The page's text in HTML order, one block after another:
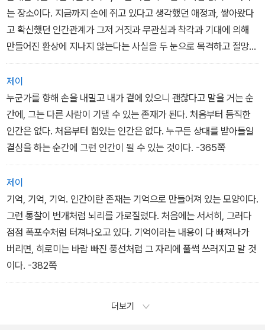
는 장소이다. 지금까지 손에 쥐고 있다고 생각했던 애정과, 쌓아왔다
고 확신했던 인간관계가 그저 거짓과 무관심과 착각과 기대에 의해
만들어진 환상에 지나지 않는다는 사실을 두 눈으로 목격하고 절망에
빠지는 일이 종종 있다. 두 달에 걸친 입원생활중에 요시코 자신도 그
것을 몸으로 느꼈고, 그런 사례들을 봐왔다. -189쪽
제이
누군가를 향해 손을 내밀고 내가 곁에 있으니 괜찮다고 말을 거는 순
간에, 그는 다른 사람이 기댈 수 있는 존재가 된다. 처음부터 듬직한
인간은 없다. 처음부터 힘있는 인간은 없다. 누구든 상대를 받아들일
결심을 하는 순간에 그런 인간이 될 수 있는 것이다. -365쪽
제이
기억, 기억, 기억. 인간이란 존재는 기억으로 만들어져 있는 모양이다.
그런 통찰이 번개처럼 뇌리를 가로질렀다. 처음에는 서서히, 그러다
점점 폭포수처럼 터져나오고 있다. 기억이라는 내용이 다 빠져나가
버리면, 히로미는 바람 빠진 풍선처럼 그 자리에 풀썩 쓰러지고 말 것
이다. -382쪽
더보기